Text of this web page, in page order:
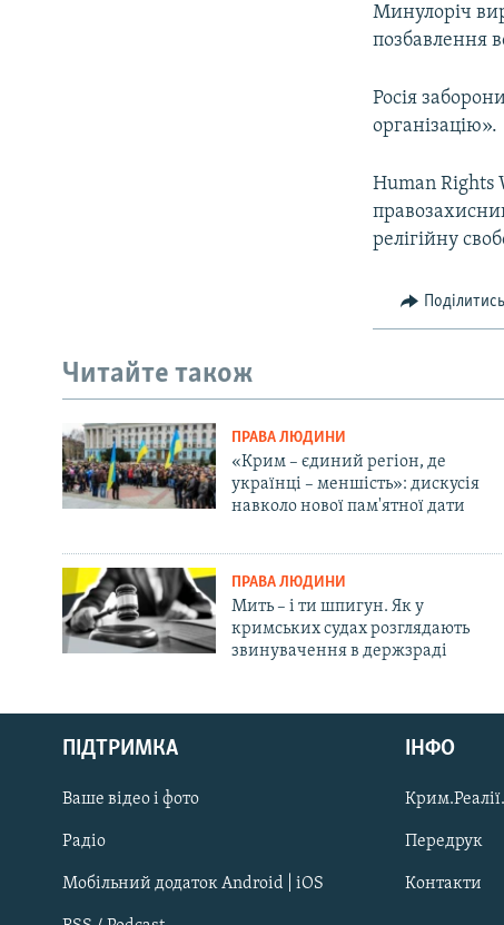
Русский
Qırımtatar
ДОЛУЧАЙСЯ!
Минулоріч
позбавлення
Росія
організацію».
Human Rights
релігійну
Поділитись
Читайте також
ПРАВА ЛЮДИНИ
«Крим – єдиний регіон, де
українці – меншість»: дискусія
навколо нової пам'ятної дати
ПРАВА ЛЮДИНИ
Мить – і ти шпигун. Як у
кримських судах розглядають
звинувачення в держзраді
ПІДТРИМКА
Ваше відео і фото
Радіо
Мобільний додаток Android | iOS
ІНФО
Передрук
Контакти